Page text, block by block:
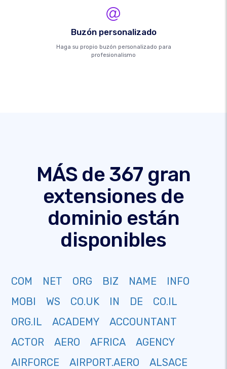
Buzón personalizado
Haga su propio buzón personalizado para
profesionalismo
MÁS de 367 gran
extensiones de
dominio están
disponibles
COM NET ORG BIZ NAME
INFO
MOBI
WS CO.UK IN DE
CO.IL
ORG.IL
ACADEMY
ACCOUNTANT
ACTOR
AERO AFRICA
AGENCY
AIRFORCE
AIRPORT.AERO
ALSACE